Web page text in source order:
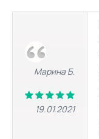
Марина Б.
19.01.2021